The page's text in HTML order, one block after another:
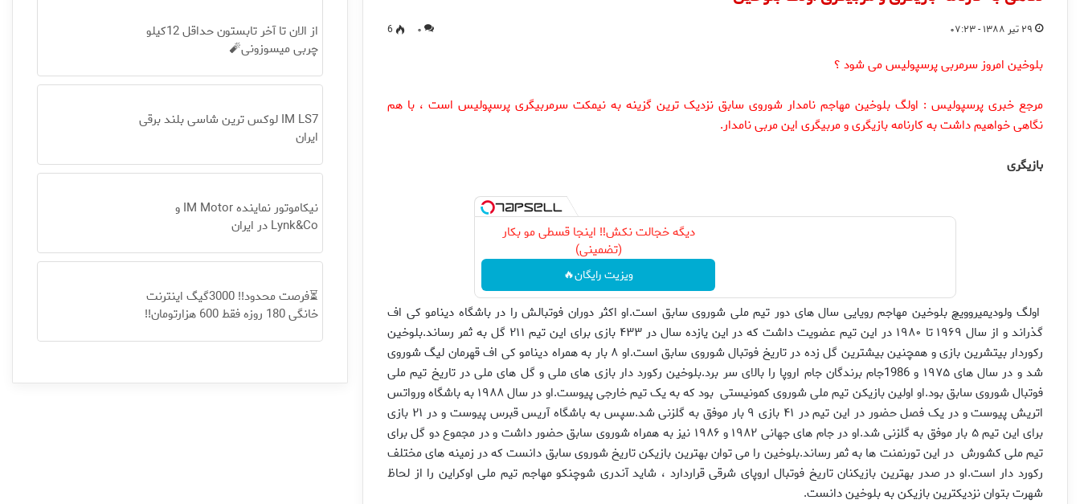
۲۹ تیر ۱۳۸۸ - ۰۷:۲۳ ۰ 6
بلوخین امروز سرمربی پرسپولیس می شود ؟
مرجع خبری پرسپولیس : اولگ بلوخین مهاجم نامدار شوروی سابق نزدیک ترین گزینه به نیمکت سرمربیگری پرسپولیس است ، با هم
نگاهی خواهیم داشت به کارنامه بازیگری و مربیگری این مربی نامدار.
بازیگری
دیگه خجالت نکش‼️ اینجا قسطی مو بکار
(تضمینی)
ویزیت رایگان🔥
اولگ ولودیمیروویچ بلوخین مهاجم رویایی سال های دور تیم ملی شوروی سابق است.او اکثر دوران فوتبالش را در باشگاه دینامو کی اف
گذراند و از سال ۱۹۶۹ تا ۱۹۸۰ در این تیم عضویت داشت که در این یازده سال در ۴۳۳ بازی برای این تیم ۲۱۱ گل به ثمر رساند.بلوخین
رکوردار بیتشرین بازی و همچنین بیشترین گل زده در تاریخ فوتبال شوروی سابق است.او ۸ بار به همراه دینامو کی اف قهرمان لیگ شوروی
شد و در سال های ۱۹۷۵ و 1986جام برندگان جام اروپا را بالای سر برد.بلوخین رکورد دار بازی های ملی و گل های ملی در تاریخ تیم ملی
فوتبال شوروی سابق بود.او اولین بازیکن تیم ملی شوروی کمونیستی بود که به یک تیم خارجی پیوست.او در سال ۱۹۸۸ به باشگاه ورواتس
اتریش پیوست و در یک فصل حضور در این تیم در ۴۱ بازی ۹ بار موفق به گلزنی شد.سپس به باشگاه آریس قبرس پیوست و در ۲۱ بازی
برای این تیم ۵ بار موفق به گلزنی شد.او در جام های جهانی ۱۹۸۲ و ۱۹۸۶ نیز به همراه شوروی سابق حضور داشت و در مجموع دو گل برای
تیم ملی کشورش در این تورنمنت ها به ثمر رساند.بلوخین را می توان بهترین بازیکن تاریخ شوروی سابق دانست که در زمینه های مختلف
رکورد دار است.او در صدر بهترین بازیکنان تاریخ فوتبال اروپای شرقی قراردارد ، شاید آندری شوچنکو مهاجم تیم ملی اوکراین را از لحاظ
شهرت بتوان نزدیکترین بازیکن به بلوخین دانست.
از الان تا آخر تابستون حداقل 12کیلو
چربی میسوزونی🧨
IM LS7 لوکس ترین شاسی بلند برقی
ایران
نیکاموتور نماینده IM Motor و
Lynk&Co در ایران
⏳فرصت محدود!! 3000گیگ اینترنت
خانگی 180 روزه فقط 600 هزارتومان!!